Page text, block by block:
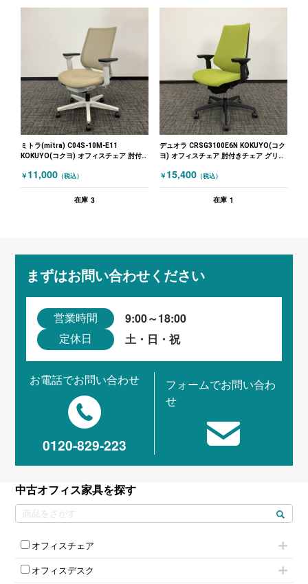
ミトラ(mitra) C04S-10M-E11
KOKUYO(コクヨ) オフィスチェア 肘付
￥ 11,000 （税込）
在庫 3
デュオラ CRSG3100E6N KOKUYO(コク
ヨ) オフィスチェア 肘付きチェア グリー
￥ 15,400 （税込）
在庫 1
まずはお問い合わせください
営業時間 9:00～18:00
定休日 土・日・祝
お電話でお問い合わせ
0120-829-223
フォームでお問い合わ
せ
中古オフィス家具を探す
オフィスチェア
肘無しチェア
オフィスデスク